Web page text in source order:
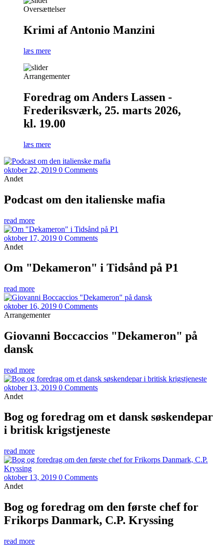
Oversættelser
Krimi af Antonio Manzini
læs mere
Arrangementer
Foredrag om Anders Lassen -
Frederiksværk, 25. marts 2026,
kl. 19.00
læs mere
oktober 22, 2019 0 Comments
Andet
Podcast om den italienske mafia
read more
oktober 17, 2019 0 Comments
Andet
Om "Dekameron" i Tidsånd på P1
read more
oktober 16, 2019 0 Comments
Arrangementer
Giovanni Boccaccios "Dekameron" på
dansk
read more
oktober 13, 2019 0 Comments
Andet
Bog og foredrag om et dansk søskendepar
i britisk krigstjeneste
read more
oktober 13, 2019 0 Comments
Andet
Bog og foredrag om den første chef for
Frikorps Danmark, C.P. Kryssing
read more